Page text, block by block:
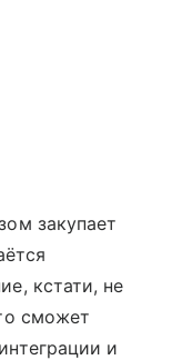
закупает
кстати, не
сможет
и